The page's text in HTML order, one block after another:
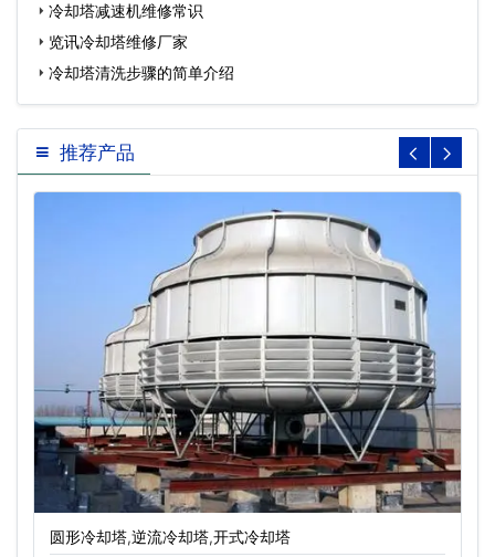
冷却塔减速机维修常识
览讯冷却塔维修厂家
冷却塔清洗步骤的简单介绍
推荐产品
圆形冷却塔,逆流冷却塔,开式冷却塔